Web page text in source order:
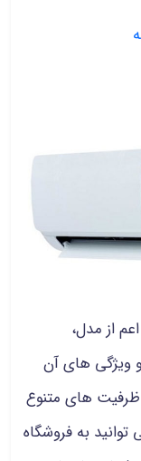
از مدل،
ویژگی های آن
های متنوع
به فروشگاه